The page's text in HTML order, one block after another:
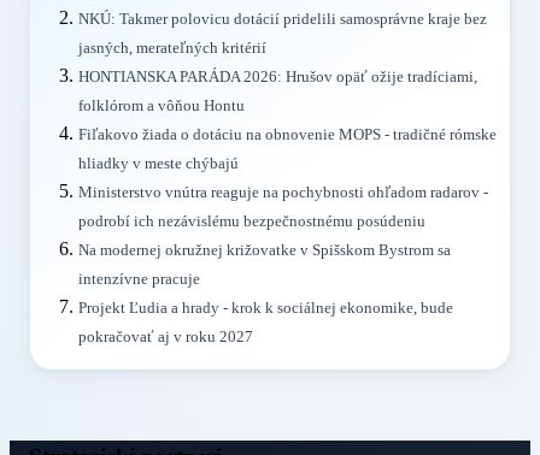
NKÚ: Takmer polovicu dotácií pridelili samosprávne kraje bez
jasných, merateľných kritérií
HONTIANSKA PARÁDA 2026: Hrušov opäť ožije tradíciami,
folklórom a vôňou Hontu
Fiľakovo žiada o dotáciu na obnovenie MOPS - tradičné rómske
hliadky v meste chýbajú
Ministerstvo vnútra reaguje na pochybnosti ohľadom radarov -
podrobí ich nezávislému bezpečnostnému posúdeniu
Na modernej okružnej križovatke v Spišskom Bystrom sa
intenzívne pracuje
Projekt Ľudia a hrady - krok k sociálnej ekonomike, bude
pokračovať aj v roku 2027